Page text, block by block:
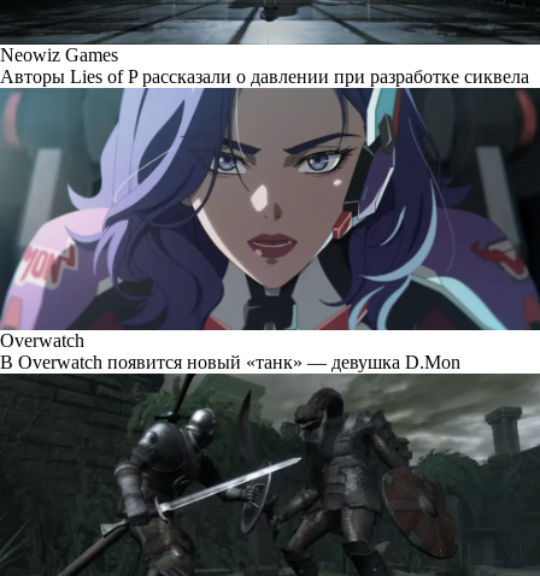
Neowiz Games
Авторы Lies of P рассказали о давлении при разработке сиквела
Overwatch
В Overwatch появится новый «танк» — девушка D.Mon